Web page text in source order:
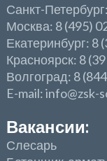
Санкт-
Москва: 8 (495)
Екатеринбург: 8
Красноярск: 8
Волгоград: 8
E-mail: info@zsk-
Вакансии:
Слесарь